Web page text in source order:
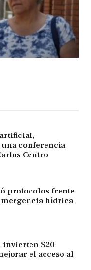
conferencia
Centro
protocolos frente
hídrica
invierten $20
el acceso al